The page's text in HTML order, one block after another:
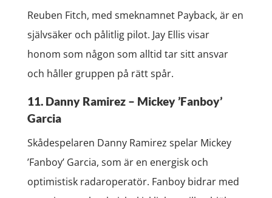
Reuben Fitch, med smeknamnet Payback, är en
självsäker och pålitlig pilot. Jay Ellis visar
honom som någon som alltid tar sitt ansvar
och håller gruppen på rätt spår.
11. Danny Ramirez – Mickey ’Fanboy’
Garcia
Skådespelaren Danny Ramirez spelar Mickey
’Fanboy’ Garcia, som är en energisk och
optimistisk radaroperatör. Fanboy bidrar med